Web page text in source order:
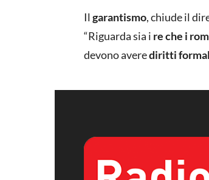
Il garantismo, chiude il
“Riguarda sia i re che i rom
devono averediritti